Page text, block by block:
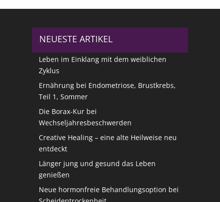
NEUESTE ARTIKEL
Leben im Einklang mit dem weiblichen
Zyklus
Ernährung bei Endometriose, Brustkrebs,
Teil 1, Sommer
Die Borax-Kur bei
Wechseljahresbeschwerden
Creative Healing – eine alte Heilweise neu
entdeckt
Länger jung und gesund das Leben
genießen
Neue hormonfreie Behandlungsoption bei